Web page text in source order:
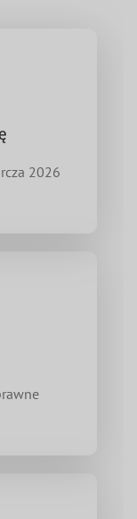
2026